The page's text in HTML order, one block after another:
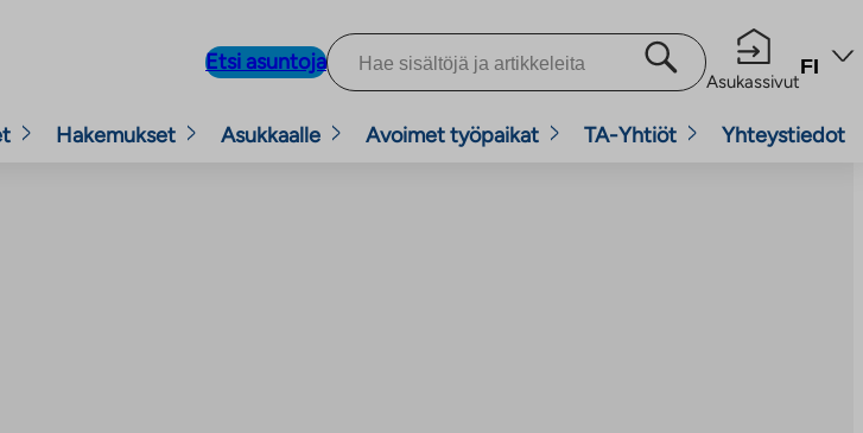
Etsi asuntoja
Asukassivut
FI
Hakemukset Asukkaalle Avoimet työpaikat TA-Yhtiöt Yhteystiedot